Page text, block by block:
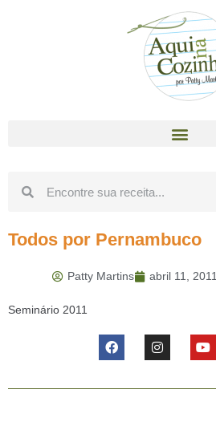
Todos por Pernambuco
Patty Martins abril 11, 2011
Seminário 2011